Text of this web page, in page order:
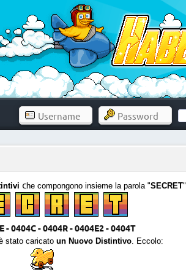
che compongono insieme la parola "SECRET"
- 0404C - 0404R - 0404E2 - 0404T
stato caricato un Nuovo Distintivo. Eccolo: